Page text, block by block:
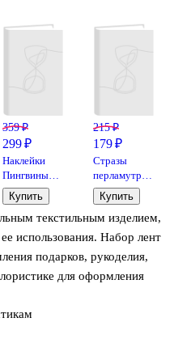
текстильным изделием,
использования. Набор лент
подарков, рукоделия,
для оформления
атласных лент,
359 ₽
299 ₽
Наклейки
Пингвины
(11-21285-
1373)
(упаковка)
Bookvalno
Купить
215 ₽
179 ₽
Стразы
перламутровые
Микс цветов,
24х10см,
диаметр 1 см
Купить